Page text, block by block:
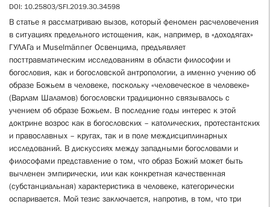
DOI: 10.25803/SFI.2019.30.34598
В статье я рассматриваю вызов, который феномен расчеловечения
в ситуациях предельного истощения, как, например, в «доходягах»
ГУЛАГа и Muselmänner Освенцима, предъявляет
посттравматическим исследованиям в области философии и
богословия, как и богословской антропологии, а именно учению об
образе Божьем в человеке, поскольку «человеческое в человеке»
(Варлам Шаламов) богословски традиционно связывалось с
учением об образе Божьем. В последние годы интерес к этой
доктрине возрос как в богословских – католических, протестантских
и православных – кругах, так и в поле междисциплинарных
исследований. В дискуссиях между западными богословами и
философами представление о том, что образ Божий может быть
вычленен эмпирически, или как конкретная качественная
(субстанциальная) характеристика в человеке, категорически
оспаривается. Мой тезис заключается, напротив, в том, что три